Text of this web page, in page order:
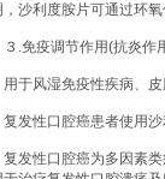
，沙利度胺片可通过环
免疫调节作用(抗炎作
风湿免疫性疾病、皮
性口腔癌患者使用沙
性口腔癌为多因素类